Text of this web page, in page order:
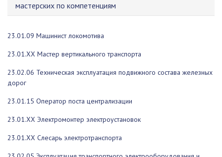
мастерских по компетенциям
23.01.09 Машинист локомотива
23.01.ХХ Мастер вертикального транспорта
23.02.06 Техническая эксплуатация подвижного состава железных
дорог
23.01.15 Оператор поста централизации
23.01.ХХ Электромонтер электроустановок
23.01.ХХ Слесарь электротранспорта